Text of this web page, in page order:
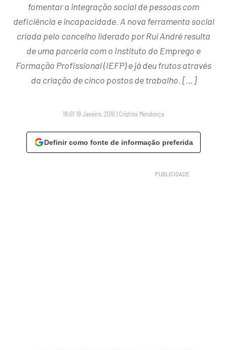
fomentar a integração social de pessoas com
deficiência e incapacidade. A nova ferramenta social
criada pelo concelho liderado por Rui André resulta
de uma parceria com o Instituto do Emprego e
Formação Profissional (IEFP) e já deu frutos através
da criação de cinco postos de trabalho. […]
18:01 18 Janeiro, 2016 | Cristina Mendonça
Definir como fonte de informação preferida